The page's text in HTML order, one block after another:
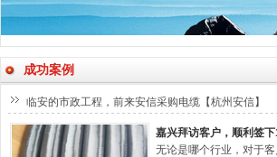
成功案例
临安的市政工程，前来安信采购电缆【杭州安信】
嘉兴拜访客户，顺利签
无论是哪个行业，对于